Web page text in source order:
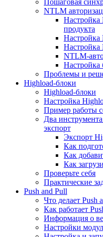
Пошаговая
NTLM
Настройка
продукта
Настройка
NTLM-
Настройка
Проблемы и
Highload-блоки
Highload-блоки
Настройка
Пример работы
Два
экспорт
Экспорт
Как
Как
Как
Проверьте себя
Практические
Push and Pull
Что делает Push
Как работает
Информация о
Настройки